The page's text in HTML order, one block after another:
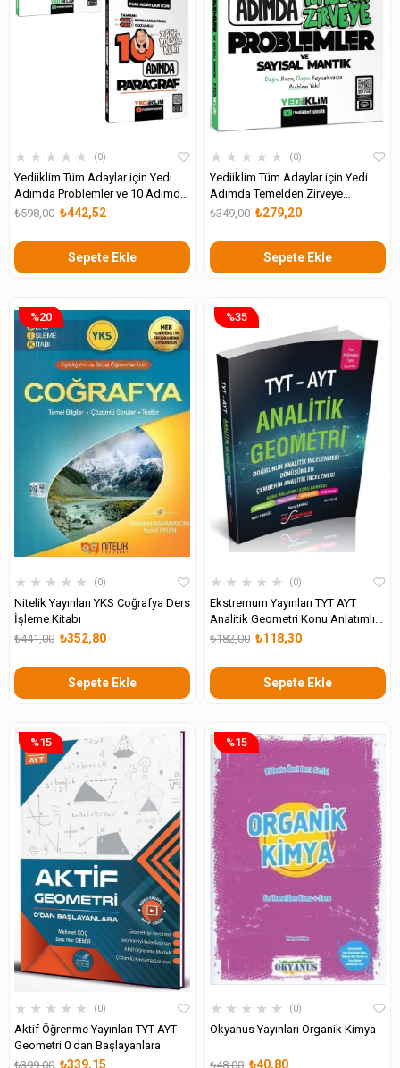
★ ★ ★ ★ ★ 0
Yediiklim Tüm Adaylar için Yedi
Adımda Problemler ve 10 Adımda
Paragraf Konu Anlatımlı Video
₺442,52
₺598,00
Sepete Ekle
★ ★ ★ ★ ★ 0
Yediiklim Tüm Adaylar için Yedi
Adımda Temelden Zirveye
Problemler ve Sayısal Mantık
Çözümlü Soru Bankası
₺279,20
₺349,00
Sepete Ekle
★ ★ ★ ★ ★ 0
Nitelik Yayınları YKS Coğrafya Ders
İşleme Kitabı
₺352,80
₺441,00
Sepete Ekle
%20
★ ★ ★ ★ ★ 0
Ekstremum Yayınları TYT AYT
Analitik Geometri Konu Anlatımlı
Soru Bankası₺118,30
₺182,00
Sepete Ekle
%35
★ ★ ★ ★ ★ 0
Aktif Öğrenme Yayınları TYT AYT
Geometri 0 dan Başlayanlara
₺339,15
₺399,00
%15
★ ★ ★ ★ ★ 0
Okyanus Yayınları Organik Kimya
₺40,80
₺48,00
%15